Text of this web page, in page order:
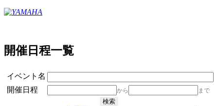
開催日程一覧
イベント名
開催日程
から まで